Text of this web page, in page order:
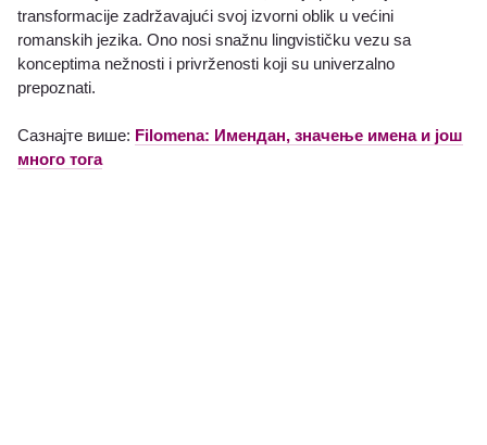
transformacije zadržavajući svoj izvorni oblik u većini
romanskih jezika. Ono nosi snažnu lingvističku vezu sa
konceptima nežnosti i privrženosti koji su univerzalno
prepoznati.
Сазнајте више: Filomena: Имендан, значење имена и још
много тога